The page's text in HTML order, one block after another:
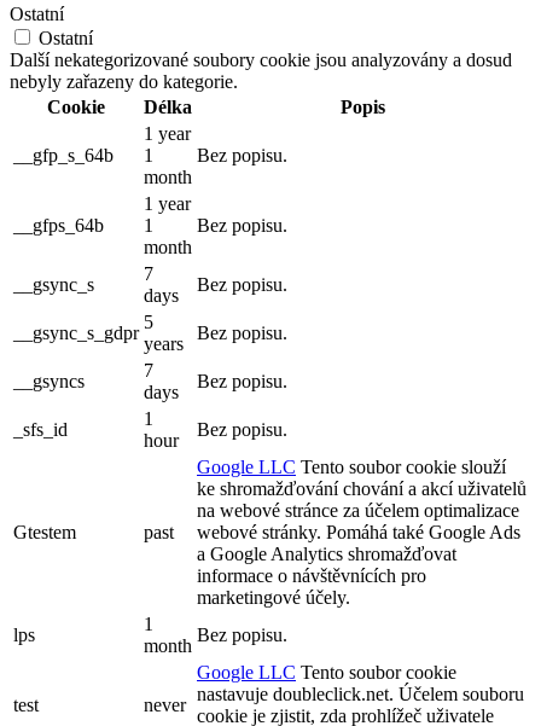
Ostatní
Ostatní
Další nekategorizované soubory cookie jsou analyzovány a dosud
nebyly zařazeny do kategorie.
Cookie
Délka Popis
__gfp_s_64b
1 year
1
month
Bez popisu.
__gfps_64b
1 year
1
month
Bez popisu.
__gsync_s
7
days
Bez popisu.
__gsync_s_gdpr
5
years
Bez popisu.
__gsyncs
7
days
Bez popisu.
_sfs_id
1
hour
Bez popisu.
Gtestem past
Google LLC Tento soubor cookie slouží
ke shromažďování chování a akcí uživatelů
na webové stránce za účelem optimalizace
webové stránky. Pomáhá také Google Ads
a Google Analytics shromažďovat
informace o návštěvnících pro
marketingové účely.
lps
1
month
Bez popisu.
test never
Google LLC Tento soubor cookie
nastavuje doubleclick.net. Účelem souboru
cookie je zjistit, zda prohlížeč uživatele